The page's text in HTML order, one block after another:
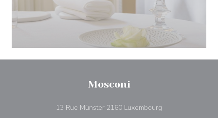
Mosconi
13 Rue Münster 2160 Luxembourg